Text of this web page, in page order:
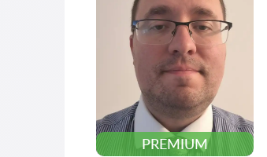
PREMIUM